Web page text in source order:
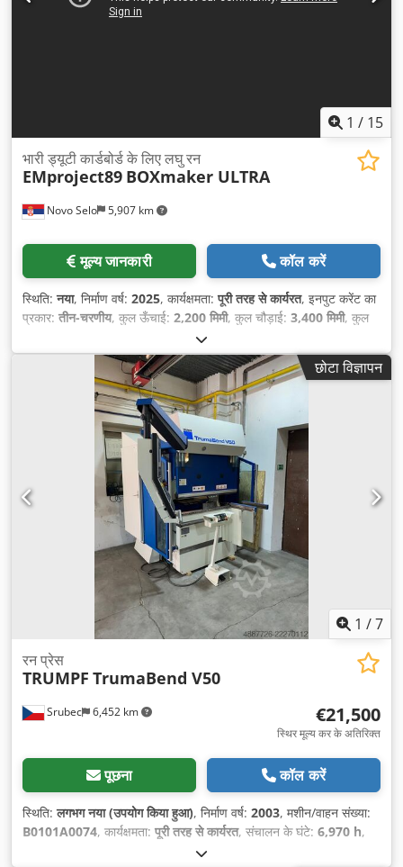
1 / 15
Novo Selo 5,907 km
भारी ड्यूटी कार्डबोर्ड के लिए लघु रन
EMproject89 BOXmaker ULTRA
मूल्य जानकारी कॉल करें
स्थिति:नया, निर्माण वर्ष: 2025, कार्यक्षमता:पूरी तरह से कार्यरत, इनपुट करेंट का
प्रकार: तीन-चरणीय, कुल ऊँचाई: 2,200 मिमी, कुल चौड़ाई: 3,400 मिमी, कुल
4,500 किग्रा
वारंटी अवधि:12 महीने, कार्य चौड़ाई:2,400 मिमी, इन्फीड ऊंचाई:1,000 मिमी,
प्रलेखन / मैन्युअल, छोटा विज्ञापन
1 /7
Srubec 6,452 km
रन प्रेस
TRUMPF TrumaBend V50
€21,500
स्थिर मूल्य कर के अतिरिक्त
पूछना कॉल करें
स्थिति:लगभग नया (उपयोग किया हुआ), निर्माण वर्ष: 2003, मशीन/वाहन संख्या:
B0101A0074, कार्यक्षमता: पूरी तरह से कार्यरत, संचालन के घंटे: 6,970 h,
, मेज़ की लंबाई:1,000 मिमी